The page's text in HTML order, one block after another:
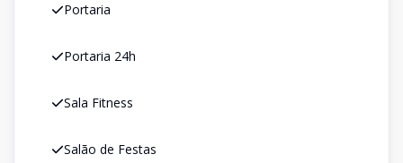
Portaria
Portaria 24h
Sala Fitness
Salão de Festas